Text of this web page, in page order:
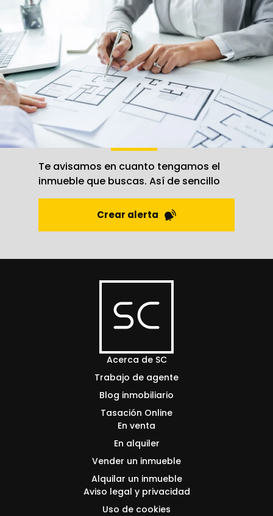
Crea una
Te avisamos en cuanto tengamos el
inmueble que buscas. Así de sencillo
Crear alerta
Acerca de SC
Trabajo de agente
Blog inmobiliario
Tasación Online
En venta
En alquiler
Vender un inmueble
Alquilar un inmueble
Aviso legal y privacidad
Uso de cookies